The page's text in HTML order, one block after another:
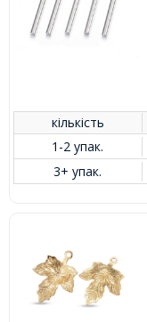
кількість
1-2 упак.
3+ упак.